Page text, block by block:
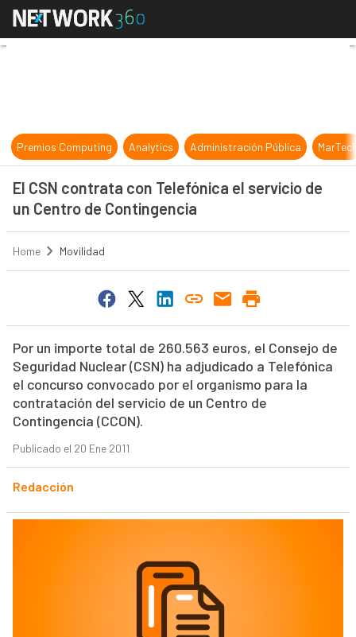
El CSN contrata con Telefónica el
Premios Computing Analytics Administración Pública
El CSN contrata con Telefónica el servicio de
un Centro de Contingencia
Home Movilidad
Por un importe total de 260.563 euros, el Consejo de
Seguridad Nuclear (CSN) ha adjudicado a Telefónica
el concurso convocado por el organismo para la
contratación del servicio de un Centro de
Contingencia (CCON).
Publicado el 20 Ene 2011
Redacción